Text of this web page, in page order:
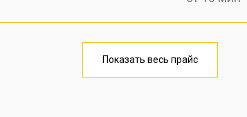
от 40 мин
Показать весь прайс